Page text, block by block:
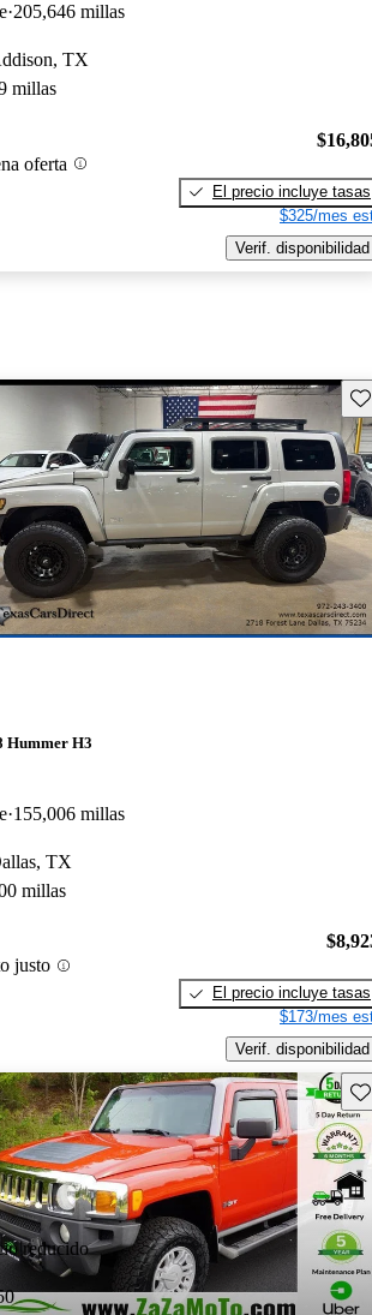
205,646 millas
TX
millas
oferta
El precio incluye tasas
$325/mes
Verif. disponibilidad
Aviso
Hummer H3
155,006 millas
TX
millas
justo
El precio incluye tasas
$173/mes
Verif. disponibilidad
Aviso
reducido